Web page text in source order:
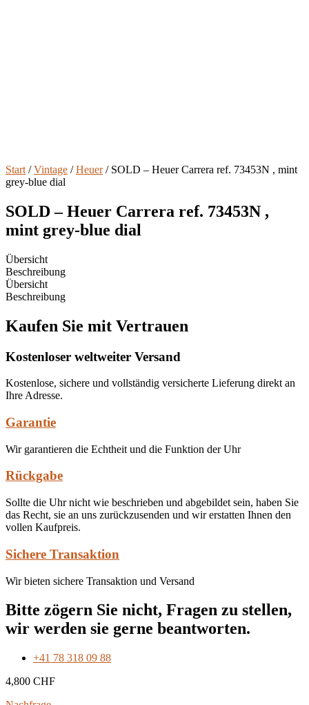
Start /Vintage /Heuer/ SOLD – Heuer Carrera ref. 73453N , mint
grey-blue dial
SOLD – Heuer Carrera ref. 73453N ,
mint grey-blue dial
Übersicht
Beschreibung
Übersicht
Beschreibung
Kaufen Sie mit Vertrauen
Kostenloser weltweiter Versand
Kostenlose, sichere und vollständig versicherte Lieferung direkt an
Ihre Adresse.
Garantie
Wir garantieren die Echtheit und die Funktion der Uhr
Rückgabe
Sollte die Uhr nicht wie beschrieben und abgebildet sein, haben Sie
das Recht, sie an uns zurückzusenden und wir erstatten Ihnen den
vollen Kaufpreis.
Sichere Transaktion
Wir bieten sichere Transaktion und Versand
Bitte zögern Sie nicht, Fragen zu stellen,
wir werden sie gerne beantworten.
+41 78 318 09 88
4,800 CHF